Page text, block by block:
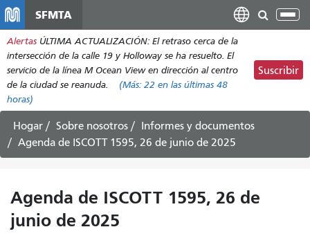
contenido
principal
SFMTA
Alertas ÚLTIMA ACTUALIZACIÓN: El retraso cerca de la
intersección de la calle 19 y Holloway se ha resuelto. El
servicio de la línea M Ocean View en dirección al centro
de la ciudad se reanuda.
(Más: 22 en las últimas 48
horas)
Suscribir
Hogar Sobre nosotros
Informes y documentos
Agenda de ISCOTT 1595, 26 de junio de 2025
Agenda de ISCOTT 1595, 26 de
junio de 2025